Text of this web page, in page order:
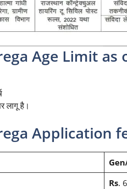
Age Limit as
लागू है।
Application
Rs.